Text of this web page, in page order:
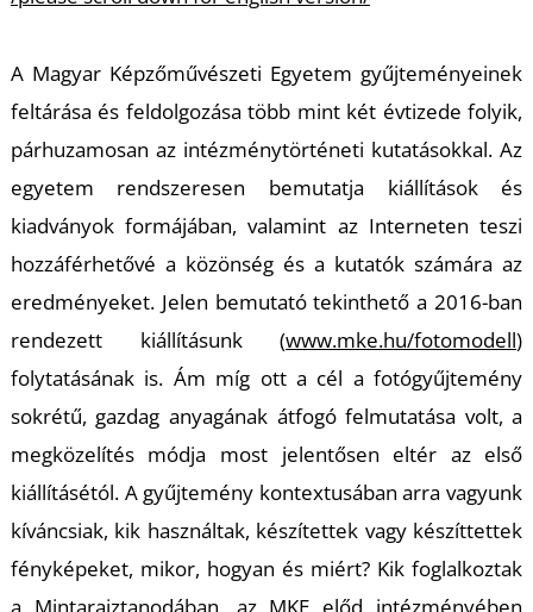
A Magyar Képzőművészeti Egyetem gyűjteményeinek
feltárása és feldolgozása több mint két évtizede folyik,
párhuzamosan az intézménytörténeti kutatásokkal. Az
egyetem rendszeresen bemutatja kiállítások és
kiadványok formájában, valamint az Interneten teszi
hozzáférhetővé a közönség és a kutatók számára az
eredményeket. Jelen bemutató tekinthető a 2016-ban
rendezett kiállításunk (www.mke.hu/fotomodell)
folytatásának is. Ám míg ott a cél a fotógyűjtemény
sokrétű, gazdag anyagának átfogó felmutatása volt, a
megközelítés módja most jelentősen eltér az első
kiállításétól. A gyűjtemény kontextusában arra vagyunk
kíváncsiak, kik használtak, készítettek vagy készíttettek
fényképeket, mikor, hogyan és miért? Kik foglalkoztak
a Mintarajztanodában, az MKE előd intézményében